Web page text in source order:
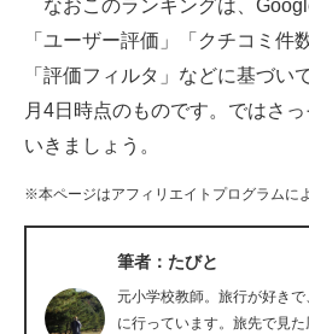
ビジネスと働き方のヒント
企業ITのトレンドを詳説
ITエンジニア向け専門サイト
企業向けIT製品の総合サイト
なおこのランキングは、
「ユーザー評価」「クチコミ件
「評価フィルタ」などに基づい
月4日時点のものです。ではさ
いきましょう。
※本ページはアフィリエイトプログラムに
筆者：たびと
元小学校教師。旅行が好き
に行っています。旅先で見